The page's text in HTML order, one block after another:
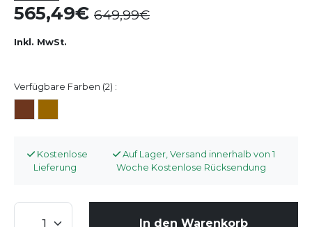
565,49 649,99
Inkl. MwSt.
Verfügbare Farben (2) :
Kostenlose
Lieferung
Auf Lager, Versand innerhalb von 1
Woche Kostenlose Rücksendung
In den Warenkorb